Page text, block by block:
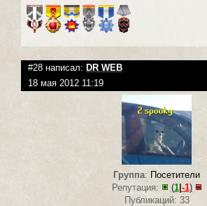
#28 написал: DR WEB
18 мая 2012 11:19
Группа: Посетители
Репутация:
(1| -1)
Публикаций: 33